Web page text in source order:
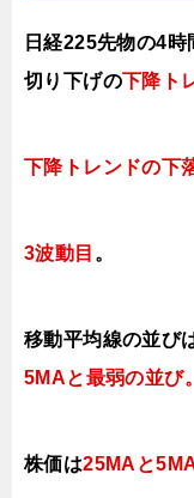
日経225先物の4
切り下げの下降ト
下降トレンドの下
3波動目 。
移動平均線の並び
5MAと最弱の並び。
株価は25MAと